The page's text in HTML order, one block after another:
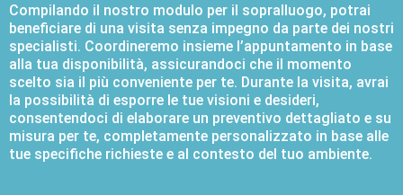
Compilando il nostro modulo per il sopralluogo, potrai
beneficiare di una visita senza impegno da parte dei nostri
specialisti. Coordineremo insieme l’appuntamento in base
alla tua disponibilità, assicurandoci che il momento
scelto sia il più conveniente per te. Durante la visita, avrai
la possibilità di esporre le tue visioni e desideri,
consentendoci di elaborare un preventivo dettagliato e su
misura per te, completamente personalizzato in base alle
tue specifiche richieste e al contesto del tuo ambiente.